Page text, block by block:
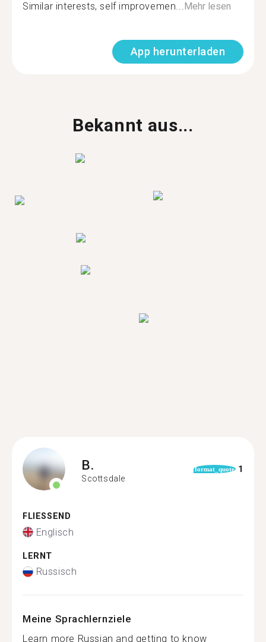
Similar interests, self improvemen...Mehr lesen
App herunterladen
Bekannt aus...
B.
Scottsdale
format_quote 1
FLIESSEND
Englisch
LERNT
Russisch
Meine Sprachlernziele
Learn more Russian and getting to know